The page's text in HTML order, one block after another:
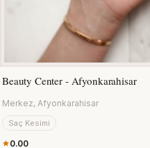
Beauty Center - Afyonkarahisar
Merkez, Afyonkarahisar
Saç Kesimi
0.00